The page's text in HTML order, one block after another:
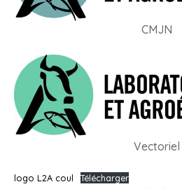
CMJN
Vectoriel
logo L2A coul Télécharger